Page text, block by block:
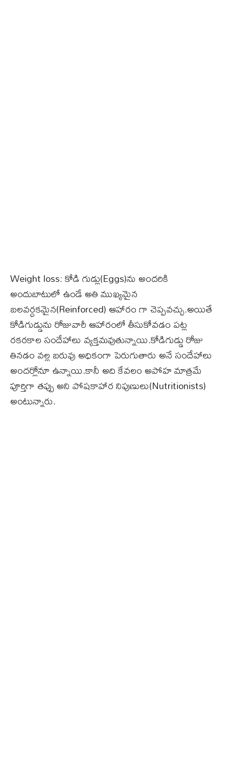
Weight loss: కోడి గుడ్లు(Eggs)ను అందరికి
అందుబాటులో ఉండే అతి ముఖ్యమైన
బలవర్ధకమైన(Reinforced) ఆహారం గా చెప్పవచ్చు.అయితే
కోడిగుడ్డును రోజువారీ ఆహారంలో తీసుకోవడం పట్ల
రకరకాల సందేహాలు వ్యక్తమవుతున్నాయి.కోడిగుడ్డు రోజు
తినడం వల్ల బరువు అధికంగా పెరుగుతారు అనే సందేహాలు
అందర్లోనూ ఉన్నాయి.కానీ అది కేవలం అపోహ మాత్రమే
పూర్తిగా తప్పు అని పోషకాహార నిపుణులు(Nutritionists)
అంటున్నారు.